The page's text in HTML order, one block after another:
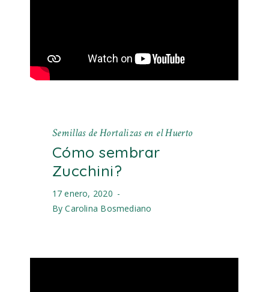
Semillas de Hortalizas en el Huerto
Cómo sembrar
Zucchini?
17 enero, 2020
By Carolina Bosmediano